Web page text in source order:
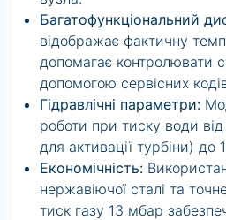
Багатофункціональний
відображає фактичну
допомагає контролювати
допомогою сервісних
Гідравлічні параметри:
роботи при тиску води
для активації турбіни) до
Економічність:
нержавіючої сталі та
тиск газу 13 мбар